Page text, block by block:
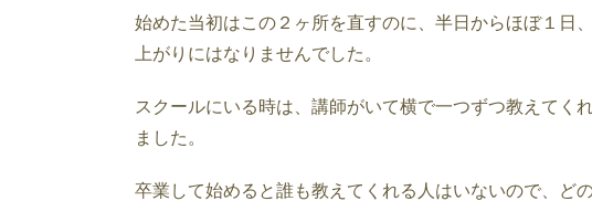
始めた当初はこの２ヶ所を直すのに、半日からほぼ１日
上がりにはなりませんでした。
スクールにいる時は、講師がいて横で一つずつ教えてく
ました。
卒業して始めると誰も教えてくれる人はいないので、ど